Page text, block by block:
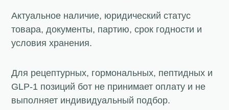
Актуальное наличие, юридический статус
товара, документы, партию, срок годности и
условия хранения.
Для рецептурных, гормональных, пептидных и
GLP-1 позиций бот не принимает оплату и не
выполняет индивидуальный подбор.